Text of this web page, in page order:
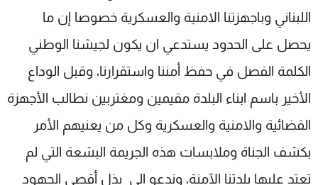
اللبناني وباجهزتنا الامنية والعسكرية خصوصا إن ما
يحصل على الحدود يستدعي ان يكون لجيشنا الوطني
الكلمة الفصل في حفظ أمننا واستقرارنا، وقبل الوداع
الأخير باسم ابناء البلدة مقيمين ومغتربين نطالب الأجهزة
القضائية والامنية والعسكرية وكل من يعنيهم الأمر
بكشف الجناة وملابسات هذه الجريمة البشعة التي لم
تعتد عليها بلدتنا الآمنة، وندعو الى بذل أقصى الجهود